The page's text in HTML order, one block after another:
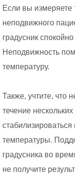
Если вы измеряете
неподвижного
градусник
Неподвижность
температуру.
Также, учтите, что
течение
стабилизироваться
температуры.
градусника во
не получите